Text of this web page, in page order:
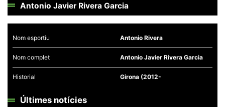
Antonio Javier Rivera Garcia
Nom esportiu Antonio Rivera
Nom complet Antonio Javier Rivera Garcia
Historial Girona (2012-
Últimes notícies